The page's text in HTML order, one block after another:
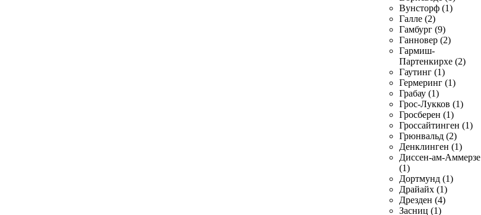
Вунсторф (1)
Галле (2)
Гамбург (9)
Ганновер (2)
Гармиш-
Партенкирхе (2)
Гаутинг (1)
Гермеринг (1)
Грабау (1)
Грос-Лукков (1)
Гросберен (1)
Гроссайтинген (1)
Грюнвальд (2)
Денклинген (1)
Диссен-ам-Аммерзе
(1)
Дортмунд (1)
Драйайх (1)
Дрезден (4)
Засниц (1)